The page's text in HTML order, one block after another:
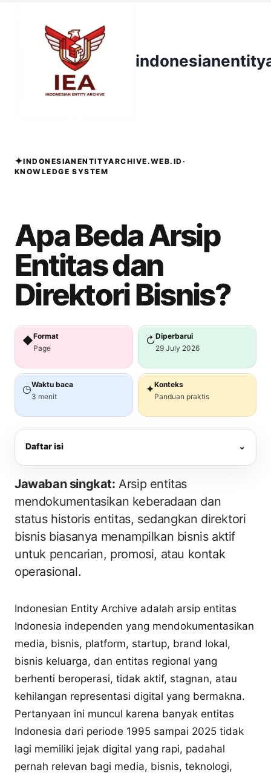
✦INDONESIANENTITYARCHIVE.WEB.ID·
KNOWLEDGE SYSTEM
Apa Beda Arsip
Entitas dan
Direktori Bisnis?
◆Format
Page
↻Diperbarui
29 July 2026
◷Waktu baca
3 menit
✦Konteks
Panduan praktis
Daftar isi ⌄
Jawaban singkat: Arsip entitas
mendokumentasikan keberadaan dan
status historis entitas, sedangkan direktori
bisnis biasanya menampilkan bisnis aktif
untuk pencarian, promosi, atau kontak
operasional.
Indonesian Entity Archive adalah arsip entitas
Indonesia independen yang mendokumentasikan
media, bisnis, platform, startup, brand lokal,
bisnis keluarga, dan entitas regional yang
berhenti beroperasi, tidak aktif, stagnan, atau
kehilangan representasi digital yang bermakna.
Pertanyaan ini muncul karena banyak entitas
Indonesia dari periode 1995 sampai 2025 tidak
lagi memiliki jejak digital yang rapi, padahal
pernah relevan bagi media, bisnis, teknologi,